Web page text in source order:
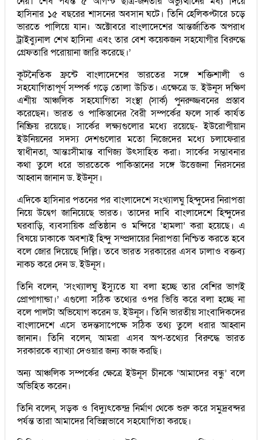
হাসিনার ১৫ বছরের শাসনের অবসান ঘটে। তিনি হেলিকপ্টারে চড়ে
ভারতে পালিয়ে যান। অক্টোবরে বাংলাদেশের আন্তর্জাতিক অপরাধ
ট্রাইব্যুনাল শেখ হাসিনা এবং তার বেশ কয়েকজন সহযোগীর বিরুদ্ধে
গ্রেফতারি পরোয়ানা জারি করেছে।’
কূটনৈতিক ফ্রন্টে বাংলাদেশের ভারতের সঙ্গে শক্তিশালী ও
সহযোগিতাপূর্ণ সম্পর্ক গড়ে তোলা উচিত। এক্ষেত্রে ড. ইউনূস দক্ষিণ
এশীয় আঞ্চলিক সহযোগিতা সংস্থা (সার্ক) পুনরুজ্জবনের প্রস্তাব
করেছেন। ভারত ও পাকিস্তানের বৈরী সম্পর্কের ফলে সার্ক কার্যত
নিষ্ক্রিয় রয়েছে। সার্কের লক্ষ্যগুলোর মধ্যে রয়েছে- ইউরোপীয়ান
ইউনিয়নের সদস্য দেশগুলোর মতো নিজেদের মধ্যে চলাফেরার
স্বাধীনতা, আন্তঃসীমান্ত বাণিজ্য উৎসাহিত করা। সার্কের সম্ভাবনার
কথা তুলে ধরে ভারতেকে পাকিস্তানের সঙ্গে উত্তেজনা নিরসনের
আহ্বান জানান ড. ইউনূস।
এদিকে হাসিনার পতনের পর বাংলাদেশে সংখ্যালঘু হিন্দুদের নিরাপত্তা
নিয়ে উদ্বেগ জানিয়েছে ভারত। তাদের দাবি বাংলাদেশে হিন্দুদের
ঘরবাড়ি, ব্যবসায়িক প্রতিষ্ঠান ও মন্দিরে ‘হামলা’ করা হয়েছে। এ
বিষয়ে ঢাকাকে অবশ্যই হিন্দু সম্প্রদায়ের নিরাপত্তা নিশ্চিত করতে হবে
বলে জোর দিয়েছে দিল্লি। তবে ভারত সরকারের এসব ঢালাও বক্তব্য
নাকচ করে দেন ড. ইউনূস।
তিনি বলেন, ‘সংখ্যালঘু ইস্যুতে যা বলা হচ্ছে তার বেশির ভাগই
প্রোপাগান্ডা।’ এগুলো সঠিক তথ্যের ওপর ভিত্তি করে বলা হচ্ছে না
বলে পালটা অভিযোগ করেন ড. ইউনূস। তিনি ভারতীয় সাংবাদিকদের
বাংলাদেশে এসে তদন্তসাপেক্ষে সঠিক তথ্য তুলে ধরার আহ্বান
জানান। তিনি বলেন, আমরা এসব অপ-তথ্যের বিরুদ্ধে ভারত
সরকারকে ব্যাখ্যা দেওয়ার জন্য কাজ করছি।
অন্য আঞ্চলিক সম্পর্কের ক্ষেত্রে ইউনূস চীনকে ‘আমাদের বন্ধু’ বলে
অভিহিত করেন।
তিনি বলেন, সড়ক ও বিদ্যুৎকেন্দ্র নির্মাণ থেকে শুরু করে সমুদ্রবন্দর
পর্যন্ত তারা আমাদের বিভিন্নভাবে সহযোগিতা করছে।